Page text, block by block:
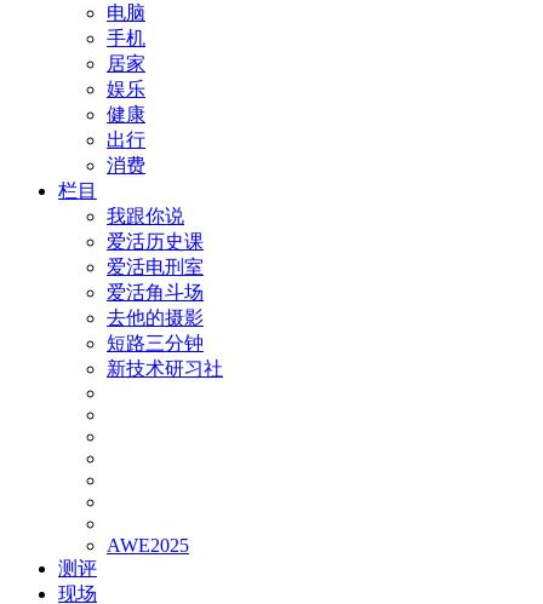
电脑
手机
居家
娱乐
健康
出行
消费
栏目
我跟你说
爱活历史课
爱活电刑室
爱活角斗场
去他的摄影
短路三分钟
新技术研习社
AWE2025
测评
现场